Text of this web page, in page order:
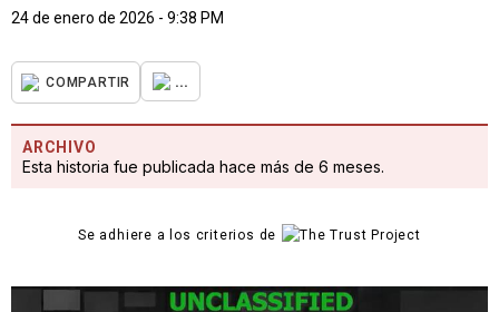
24 de enero de 2026 - 9:38 PM
COMPARTIR ...
ARCHIVO
Esta historia fue publicada hace más de 6 meses.
Se adhiere a los criterios de